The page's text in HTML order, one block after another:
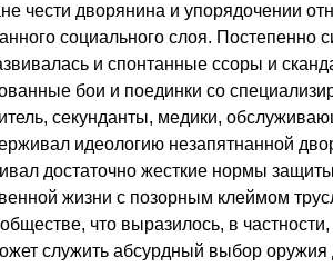
чести дворянина и упорядочении
социального слоя. Постепенно
и спонтанные ссоры и
бои и поединки со
секунданты, медики,
идеологию незапятнанной
достаточно жесткие нормы
жизни с позорным клеймом
что выразилось, в
служить абсурдный выбор